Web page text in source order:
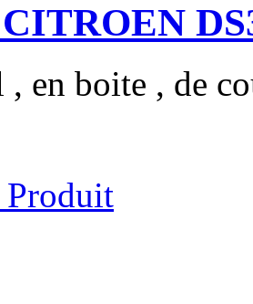
, en boite , de